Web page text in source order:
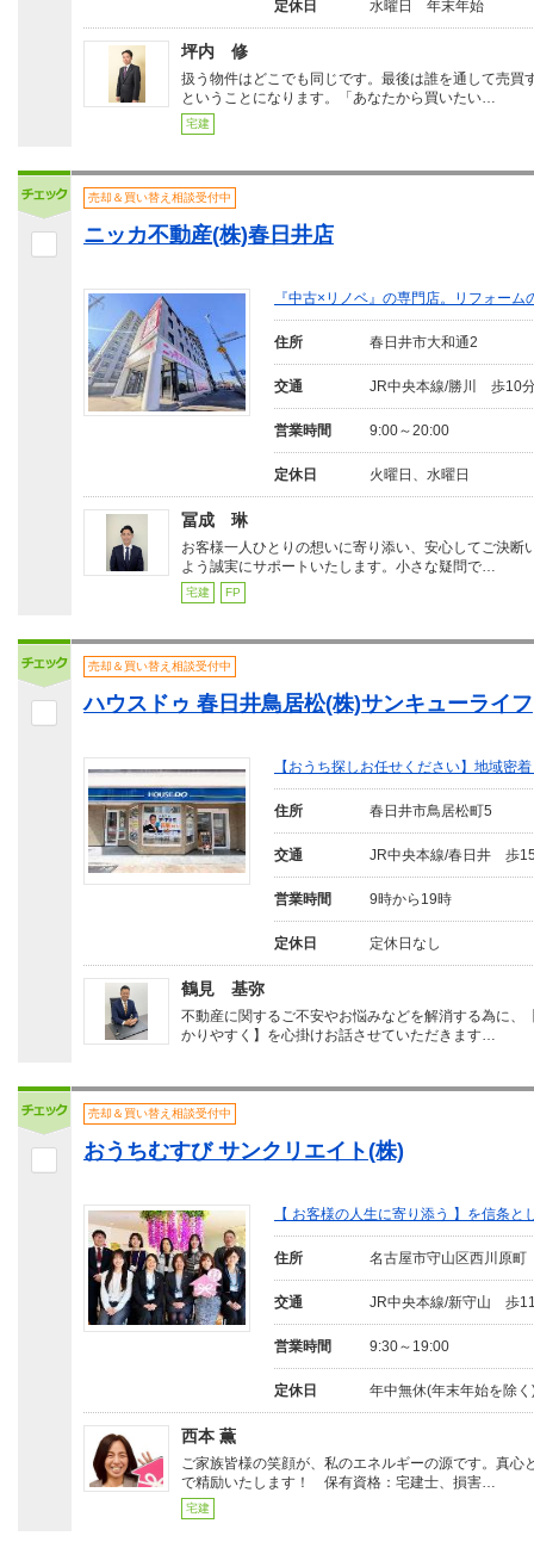
定休日 水曜日 年末年始
坪内 修
扱う物件はどこでも同じです。最後は誰を通して売買
ということになります。「あなたから買いたい…
宅建
売却＆買い替え相談受付中
ニッカ不動産(株)春日井店
『中古×リノベ』の専門店。リフォー
住所 春日井市大和通2
交通 JR中央本線/勝川 歩10
営業時間 9:00～20:00
定休日 火曜日、水曜日
冨成 琳
お客様一人ひとりの想いに寄り添い、安心してご決断
よう誠実にサポートいたします。小さな疑問で…
宅建 FP
売却＆買い替え相談受付中
ハウスドゥ 春日井鳥居松(株)サンキューライフ
【おうち探しお任せください】地域
住所 春日井市鳥居松町5
交通 JR中央本線/春日井 歩
営業時間 9時から19時
定休日 定休日なし
鶴見 基弥
不動産に関するご不安やお悩みなどを解消する為に、
かりやすく】を心掛けお話させていただきます…
売却＆買い替え相談受付中
おうちむすび サンクリエイト(株)
【 お客様の人生に寄り添う 】を信条
住所 名古屋市守山区西川原町
交通 JR中央本線/新守山 歩
営業時間 9:30～19:00
定休日 年中無休(年末年始を除く
西本 薫
ご家族皆様の笑顔が、私のエネルギーの源です。真心
で精励いたします！ 保有資格：宅建士、損害…
宅建